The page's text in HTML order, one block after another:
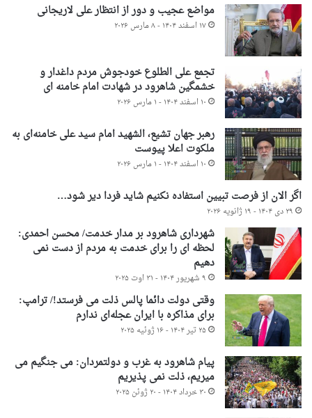
مواضع عجیب و دور از انتظار علی لاریجانی
۱۷ اسفند ۱۴۰۴ - ۸ مارس ۲۰۲۶
تجمع علی الطلوع خودجوش مردم داغدار و
خشمگین شاهرود در شهادت امام خامنه ای
۱۰ اسفند ۱۴۰۴ - ۱ مارس ۲۰۲۶
رهبر جهان تشیع، الشهید امام سید علی خامنه‌ای به
ملکوت اعلا پیوست
۱۰ اسفند ۱۴۰۴ - ۱ مارس ۲۰۲۶
اگر الان از فرصت تبیین استفاده نکنیم شاید فردا دیر شود…
۲۹ دی ۱۴۰۴ - ۱۹ ژانویه ۲۰۲۶
شهرداری شاهرود بر مدار خدمت/ محسن احمدی:
لحظه ای را برای خدمت به مردم از دست نمی
دهیم
۹ شهریور ۱۴۰۴ - ۳۱ اوت ۲۰۲۵
وقتی دولت دائما پالس ذلت می فرستد!/ ترامپ:
برای مذاکره با ایران عجله‌ای ندارم
۲۵ تیر ۱۴۰۴ - ۱۶ ژوئیه ۲۰۲۵
پیام شاهرود به غرب و دولتمردان: می جنگیم می
میریم، ذلت نمی پذیریم
۳۰ خرداد ۱۴۰۴ - ۲۰ ژوئن ۲۰۲۵